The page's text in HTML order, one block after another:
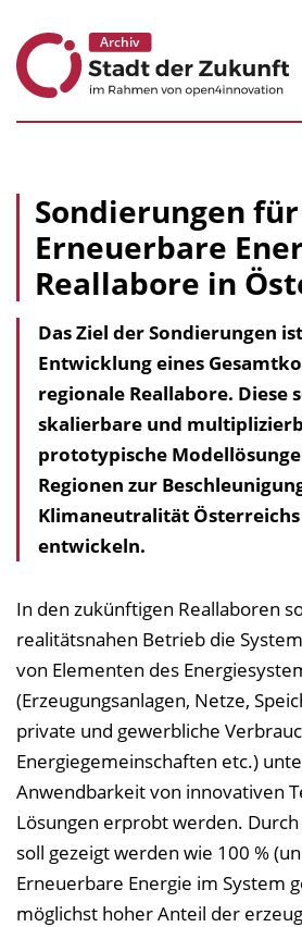
Inhalt
Sondierungen für
Erneuerbare
Reallabore in
Das Ziel der Sondierungen
Entwicklung eines
regionale Reallabore. Diese
skalierbare und
prototypische
Regionen zur
Klimaneutralität Österreichs
entwickeln.
In den zukünftigen Reallaboren
realitätsnahen Betrieb die
von Elementen des
(Erzeugungsanlagen, Netze,
private und gewerbliche
Energiegemeinschaften etc.)
Anwendbarkeit von innovativen
Lösungen erprobt werden.
soll gezeigt werden wie 100 %
Erneuerbare Energie im System
möglichst hoher Anteil der